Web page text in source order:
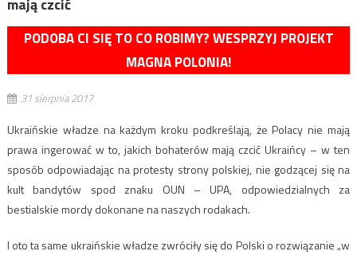
PODOBA CI SIĘ TO CO ROBIMY? WESPRZYJ PROJEKT
MAGNA POLONIA!
31 sierpnia 2017
Ukraińskie władze na każdym kroku podkreślają, że Polacy nie mają
prawa ingerować w to, jakich bohaterów mają czcić Ukraińcy – w ten
sposób odpowiadając na protesty strony polskiej, nie godzącej się na
kult bandytów spod znaku OUN – UPA, odpowiedzialnych za
bestialskie mordy dokonane na naszych rodakach.
I oto ta same ukraińskie władze zwróciły się do Polski o rozwiązanie „w